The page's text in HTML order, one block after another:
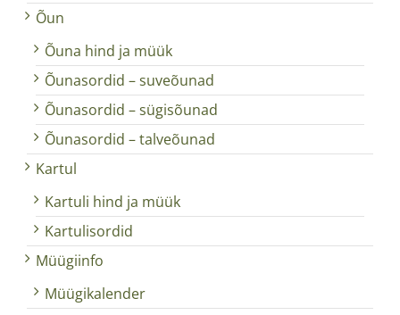
Õun
Õuna hind ja müük
Õunasordid – suveõunad
Õunasordid – sügisõunad
Õunasordid – talveõunad
Kartul
Kartuli hind ja müük
Kartulisordid
Müügiinfo
Müügikalender